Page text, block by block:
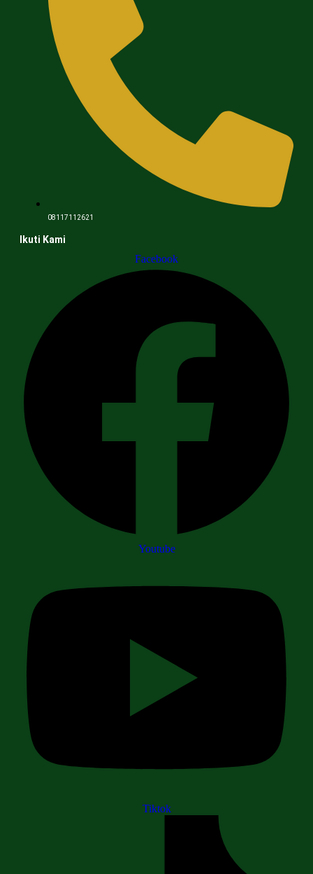
08117112621
Ikuti Kami
Facebook
Youtube
Tiktok